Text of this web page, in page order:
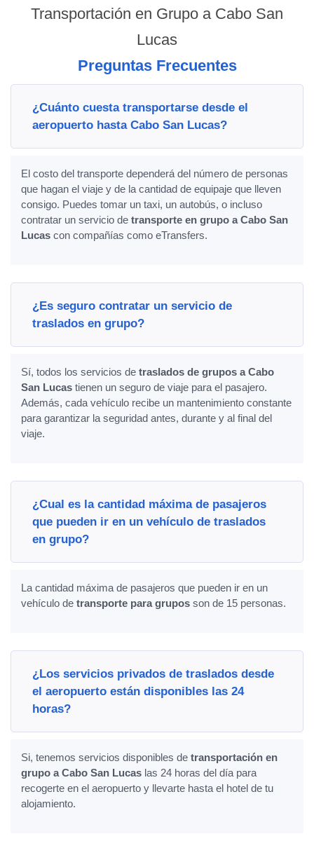
Transportación en Grupo a Cabo San
Lucas
Preguntas Frecuentes
¿Cuánto cuesta transportarse desde el
aeropuerto hasta Cabo San Lucas?
El costo del transporte dependerá del número de personas
que hagan el viaje y de la cantidad de equipaje que lleven
consigo. Puedes tomar un taxi, un autobús, o incluso
contratar un servicio de transporte en grupo a Cabo San
Lucas con compañías como eTransfers.
¿Es seguro contratar un servicio de
traslados en grupo?
Sí, todos los servicios de traslados de grupos a Cabo
San Lucas tienen un seguro de viaje para el pasajero.
Además, cada vehículo recibe un mantenimiento constante
para garantizar la seguridad antes, durante y al final del
viaje.
¿Cual es la cantidad máxima de pasajeros
que pueden ir en un vehículo de traslados
en grupo?
La cantidad máxima de pasajeros que pueden ir en un
vehículo de transporte para grupos son de 15 personas.
¿Los servicios privados de traslados desde
el aeropuerto están disponibles las 24
horas?
Si, tenemos servicios disponibles de transportación en
grupo a Cabo San Lucas las 24 horas del día para
recogerte en el aeropuerto y llevarte hasta el hotel de tu
alojamiento.